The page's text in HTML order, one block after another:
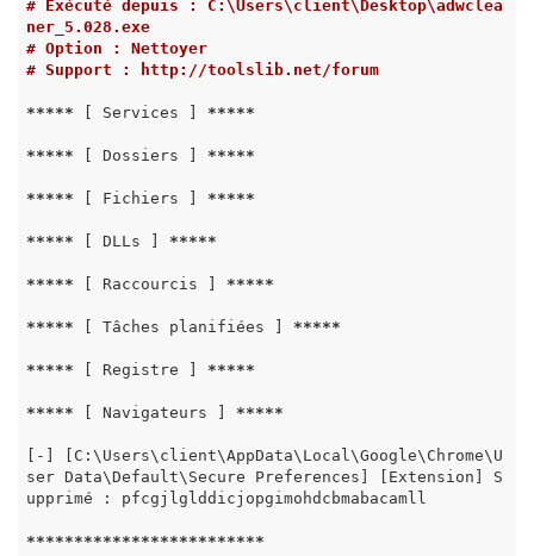
# Exécuté depuis : C:\Users\client\Desktop\adwclea
ner_5.028.exe
# Option : Nettoyer
# Support : http://toolslib.net/forum
***** [ Services ] *****
***** [ Dossiers ] *****
***** [ Fichiers ] *****
***** [ DLLs ] *****
***** [ Raccourcis ] *****
***** [ Tâches planifiées ] *****
***** [ Registre ] *****
***** [ Navigateurs ] *****
[-] [C:\Users\client\AppData\Local\Google\Chrome\U
ser Data\Default\Secure Preferences] [Extension] S
upprimé : pfcgjlglddicjopgimohdcbmabacamll
*************************